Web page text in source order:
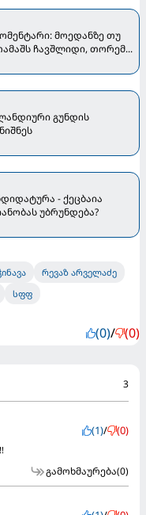
მოედანზე თუ
ჩავშლიდი, თორემ...
გუნდის
- ქეცბაია
უბრუნდება?
რევაზ არველაძე
სფფ
(0)/ (0)
3
(1)/ (0)
გამოხმაურება(0)